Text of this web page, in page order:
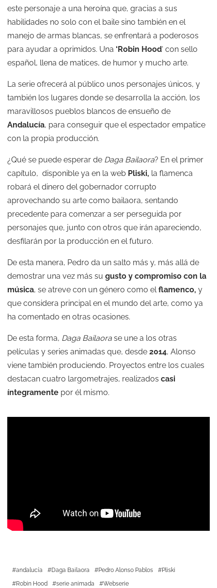
este personaje a una heroína que, gracias a sus
habilidades no solo con el baile sino también en el
manejo de armas blancas, se enfrentará a poderosos
para ayudar a oprimidos. Una ‘Robin Hood‘ con sello
español, llena de matices, de humor y mucho arte.
La serie ofrecerá al público unos personajes únicos, y
también los lugares donde se desarrolla la acción, los
maravillosos pueblos blancos de ensueño de
Andalucía, para conseguir que el espectador empatice
con la propia producción.
¿Qué se puede esperar de Daga Bailaora? En el primer
capítulo, disponible ya en la web Pliski, la flamenca
robará el dinero del gobernador corrupto
aprovechando su arte como bailaora, sentando
precedente para comenzar a ser perseguida por
personajes que, junto con otros que irán apareciendo,
desfilarán por la producción en el futuro.
De esta manera, Pedro da un salto más y, más allá de
demostrar una vez más su gusto y compromiso con la
música, se atreve con un género como elflamenco, y
que considera principal en el mundo del arte, como ya
ha comentado en otras ocasiones.
De esta forma, Daga Bailaora se une a los otras
películas y series animadas que, desde 2014, Alonso
viene también produciendo. Proyectos entre los cuales
destacan cuatro largometrajes, realizados casi
íntegramente por él mismo.
andalucía Daga Bailaora Pedro Alonso Pablos
Pliski
Robin Hood
serie animada Webserie